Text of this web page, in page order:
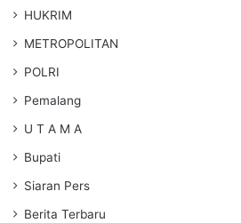
HUKRIM
METROPOLITAN
POLRI
Pemalang
U T A M A
Bupati
Siaran Pers
Berita Terbaru